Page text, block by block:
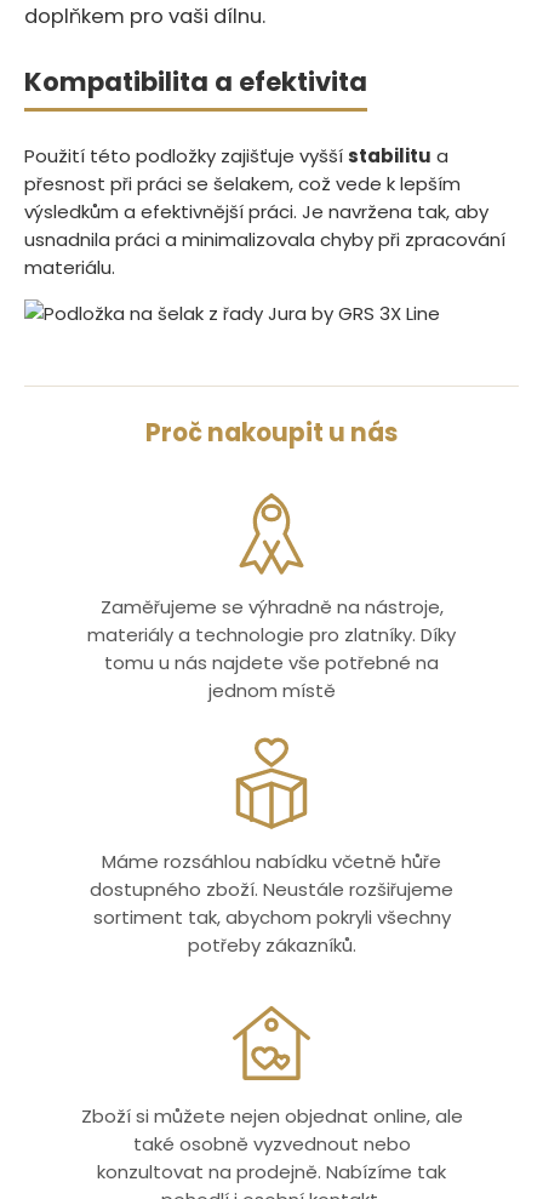
doplňkem pro vaši dílnu.
Kompatibilita a efektivita
Použití této podložky zajišťuje vyššístabilitu a
přesnost při práci se šelakem, což vede k lepším
výsledkům a efektivnější práci. Je navržena tak, aby
usnadnila práci a minimalizovala chyby při zpracování
materiálu.
Proč nakoupit u nás
Zaměřujeme se výhradně na nástroje,
materiály a technologie pro zlatníky. Díky
tomu u nás najdete vše potřebné na
jednom místě
Máme rozsáhlou nabídku včetně hůře
dostupného zboží. Neustále rozšiřujeme
sortiment tak, abychom pokryli všechny
potřeby zákazníků.
Zboží si můžete nejen objednat online, ale
také osobně vyzvednout nebo
konzultovat na prodejně. Nabízíme tak